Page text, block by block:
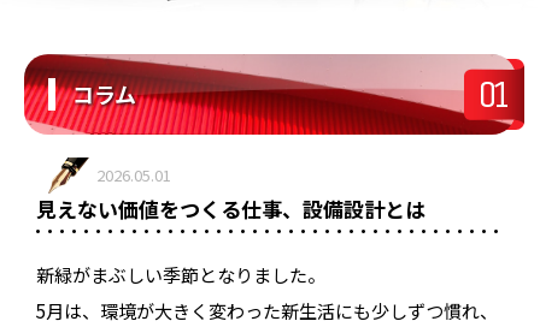
コラム 01
見えない価値をつくる仕事、設備設計とは
2026.05.01
新緑がまぶしい季節となりました。
5月は、環境が大きく変わった新生活にも少しずつ慣れ、